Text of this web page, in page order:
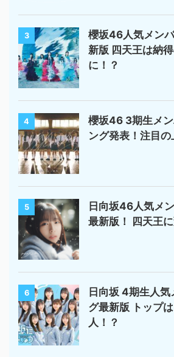
3
櫻坂46人気メン
新版 四天王は納
に！？
4
櫻坂46 3期生メ
ング発表！注目
5
日向坂46人気メ
最新版！ 四天王
6
日向坂 4期生人
グ最新版 トップ
人！？